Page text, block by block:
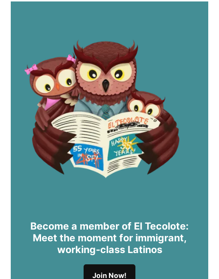
Become a member of El Tecolote:
Meet the moment for immigrant,
working-class Latinos
Join Now!